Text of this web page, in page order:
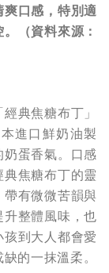
口感，特別適
（資料來源：
典焦糖布丁」
進口鮮奶油製
蛋香氣。口感
焦糖布丁的靈
有微微苦韻與
整體風味，也
到大人都會愛
的一抹溫柔。